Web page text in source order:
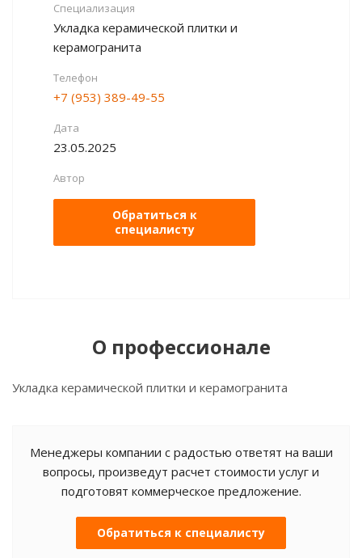
Специализация
Укладка керамической плитки и
керамогранита
Телефон
+7 (953) 389-49-55
Дата
23.05.2025
Автор
Обратиться к
специалисту
О профессионале
Укладка керамической плитки и керамогранита
Менеджеры компании с радостью ответят на ваши
вопросы, произведут расчет стоимости услуг и
подготовят коммерческое предложение.
Обратиться к специалисту